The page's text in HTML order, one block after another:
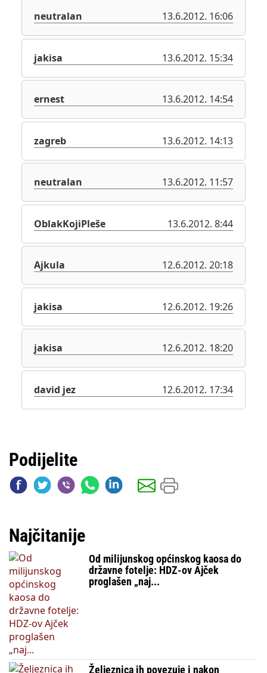
neutralan 13.6.2012. 16:06
jakisa 13.6.2012. 15:34
ernest 13.6.2012. 14:54
zagreb 13.6.2012. 14:13
neutralan 13.6.2012. 11:57
OblakKojiPleše 13.6.2012. 8:44
Ajkula 12.6.2012. 20:18
jakisa 12.6.2012. 19:26
jakisa 12.6.2012. 18:20
david jez 12.6.2012. 17:34
Podijelite
Najčitanije
Od milijunskog općinskog kaosa do
državne fotelje: HDZ-ov Ajček
proglašen „naj...
Željeznica ih povezuje i nakon